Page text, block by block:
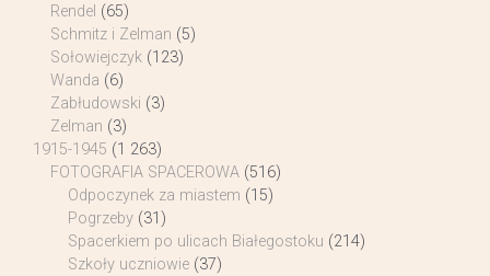
Rendel (65)
Schmitz i Zelman (5)
Sołowiejczyk (123)
Wanda (6)
Zabłudowski (3)
Zelman (3)
1915-1945 (1 263)
FOTOGRAFIA SPACEROWA (516)
Odpoczynek za miastem (15)
Pogrzeby (31)
Spacerkiem po ulicach Białegostoku (214)
Szkoły uczniowie (37)